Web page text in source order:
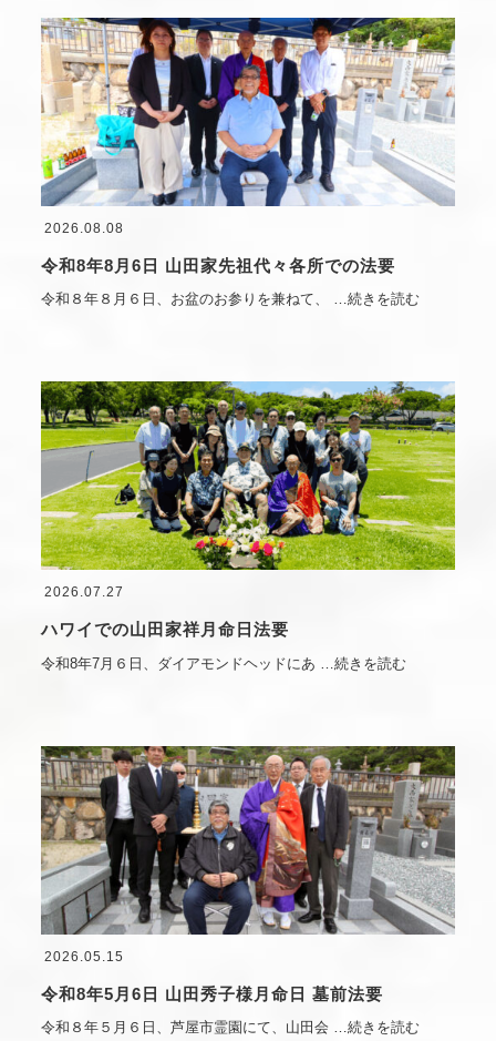
2026.08.08
令和8年8月6日 山田家先祖代々各所での法要
令和８年８月６日、お盆のお参りを兼ねて、 …続きを読む
2026.07.27
ハワイでの山田家祥月命日法要
令和8年7月６日、ダイアモンドヘッドにあ …続きを読む
2026.05.15
令和8年5月6日 山田秀子様月命日 墓前法要
令和８年５月６日、芦屋市霊園にて、山田会 …続きを読む